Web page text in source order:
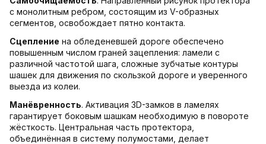
с монолитным ребром, состоящим из V-образных
сегментов, освобождает пятно контакта.
Сцепление на обледеневшей дороге обеспечено
повышенным числом граней зацепления: ламели с
различной частотой шага, сложные зубчатые контуры
шашек для движения по скользкой дороге и уверенного
выезда из колеи.
Манёвренность. Активация 3D-замков в ламелях
гарантирует боковым шашкам необходимую в повороте
жёсткость. Центральная часть протектора,
объединённая в систему полумостами, делает